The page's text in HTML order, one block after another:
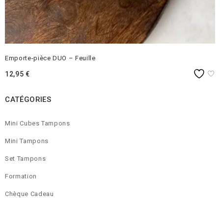
CATÉGORIES
Mini Cubes Tampons
Mini Tampons
Set Tampons
Formation
Chèque Cadeau
Emporte-pièce DUO – Feuille
12,95 €